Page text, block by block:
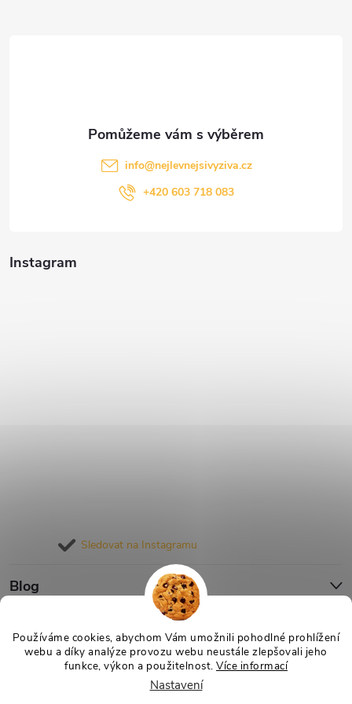
Používáme cookies, abychom Vám umožnili pohodlné prohlížení
webu a díky analýze provozu webu neustále zlepšovali jeho
funkce, výkon a použitelnost. Více informací
Nastavení
Instagram
Sledovat na Instagramu
Blog
Informace pro vás
info@nejlevnejsivyziva.cz
+420 603 718 083
Nejlevnější Výživa. Všechna práva vyhrazena.